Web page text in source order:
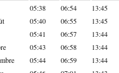
05:38 06:54 13:45
05:40 06:55 13:45
05:41 06:57 13:44
05:43 06:58 13:44
05:44 06:59 13:44